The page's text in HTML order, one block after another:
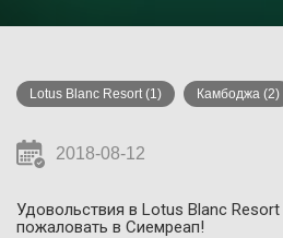
Lotus Blanc Resort(1) Камбоджа (2)
2018-08-12
Удовольствия в Lotus Blanc
пожаловать в Сиемреап!